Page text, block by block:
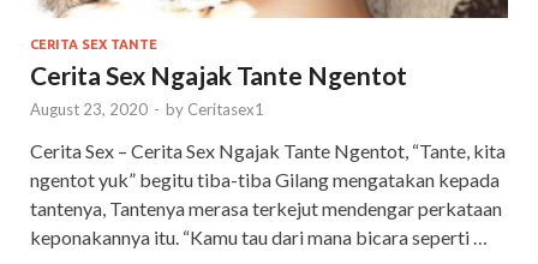
CERITA SEX TANTE
Cerita Sex Ngajak Tante Ngentot
August 23, 2020 - by Ceritasex1
Cerita Sex – Cerita Sex Ngajak Tante Ngentot, “Tante, kita
ngentot yuk” begitu tiba-tiba Gilang mengatakan kepada
tantenya, Tantenya merasa terkejut mendengar perkataan
keponakannya itu. “Kamu tau dari mana bicara seperti …